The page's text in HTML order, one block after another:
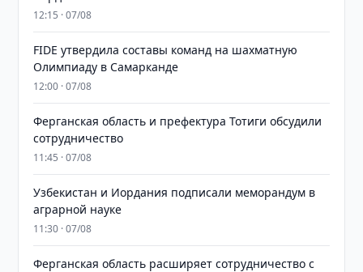
12:15 · 07/08
FIDE утвердила составы команд на шахматную
Олимпиаду в Самарканде
12:00 · 07/08
Ферганская область и префектура Тотиги обсудили
сотрудничество
11:45 · 07/08
Узбекистан и Иордания подписали меморандум в
аграрной науке
11:30 · 07/08
Ферганская область расширяет сотрудничество с